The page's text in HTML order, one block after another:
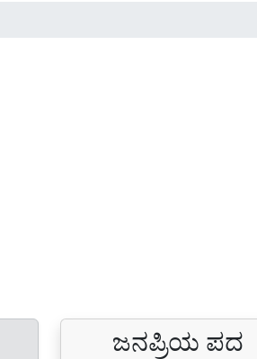
ಜನಪ್ರಿಯ ಪದ